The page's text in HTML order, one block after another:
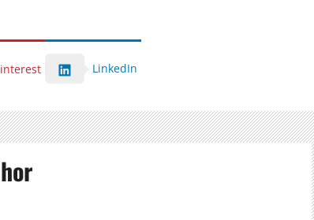
LinkedIn